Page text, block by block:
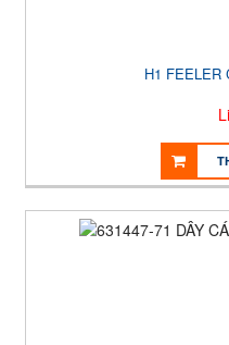
H1 FEELER